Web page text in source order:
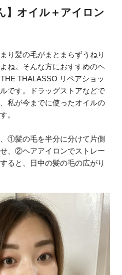
】オイル＋アイロン
り髪の毛がまとまらずうねり
ね。そんな方におすすめのヘ
THALASSO リペアショッ
です。ドラッグストアなどで
私が今までに使ったオイルの
。
①髪の毛を半分に分けて片側
、②ヘアアイロンでストレー
ると、日中の髪の毛の広がり